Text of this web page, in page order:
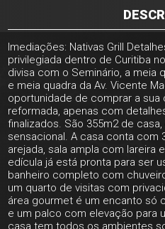
Imediações: Nativas Grill
privilegiada dentro de Curitiba
divisa com o Seminário, a meia
e meia quadra da Av. Vicente
oportunidade de comprar a sua
reformada, apenas com
finalizados. São 355m2 de
sensacional. A casa conta com
arejada, sala ampla com lareira
edícula já está pronta para ser
banheiro completo com
um quarto de visitas com
área gourmet é um encanto só
e um palco com elevação para
casa tem todos os ambientes